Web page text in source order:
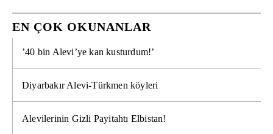
EN ÇOK OKUNANLAR
’40 bin Alevi’ye kan kusturdum!’
Diyarbakır Alevi-Türkmen köyleri
Alevilerinin Gizli Payitahtı Elbistan!